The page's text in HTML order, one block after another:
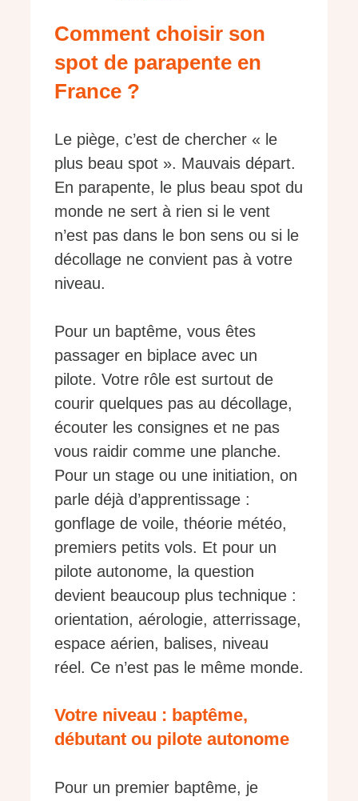
Comment choisir son
spot de parapente en
France ?
Le piège, c’est de chercher « le
plus beau spot ». Mauvais départ.
En parapente, le plus beau spot du
monde ne sert à rien si le vent
n’est pas dans le bon sens ou si le
décollage ne convient pas à votre
niveau.
Pour un baptême, vous êtes
passager en biplace avec un
pilote. Votre rôle est surtout de
courir quelques pas au décollage,
écouter les consignes et ne pas
vous raidir comme une planche.
Pour un stage ou une initiation, on
parle déjà d’apprentissage :
gonflage de voile, théorie météo,
premiers petits vols. Et pour un
pilote autonome, la question
devient beaucoup plus technique :
orientation, aérologie, atterrissage,
espace aérien, balises, niveau
réel. Ce n’est pas le même monde.
Votre niveau : baptême,
débutant ou pilote autonome
Pour un premier baptême, je